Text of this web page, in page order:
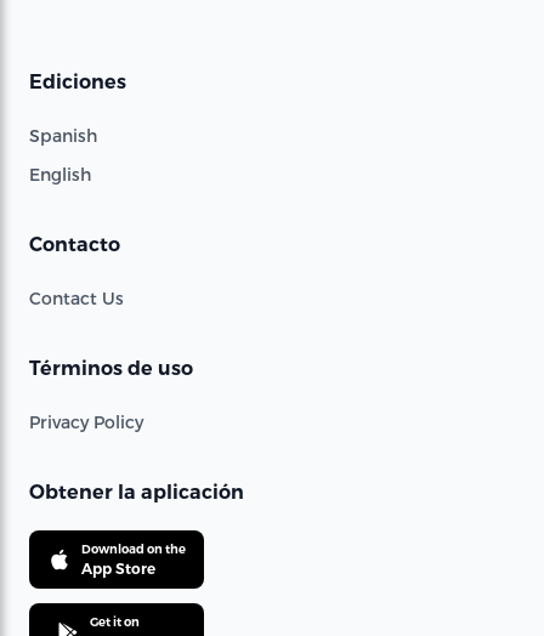
Ediciones
Spanish
English
Contacto
Contact Us
Términos de uso
Privacy Policy
Obtener la aplicación
Download on the
App Store
Get it on